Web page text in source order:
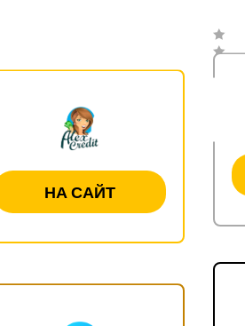
НА САЙТ